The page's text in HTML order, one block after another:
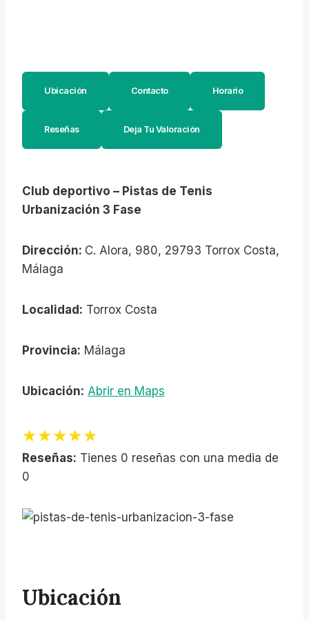
Ubicación Contacto Horario
Reseñas Deja Tu Valoración
Club deportivo – Pistas de Tenis
Urbanización 3 Fase
Dirección: C. Alora, 980, 29793 Torrox Costa,
Málaga
Localidad: Torrox Costa
Provincia: Málaga
Ubicación: Abrir en Maps
★★★★★
Reseñas: Tienes 0 reseñas con una media de
0
Ubicación